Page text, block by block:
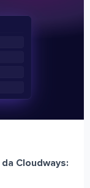
Cloudways: